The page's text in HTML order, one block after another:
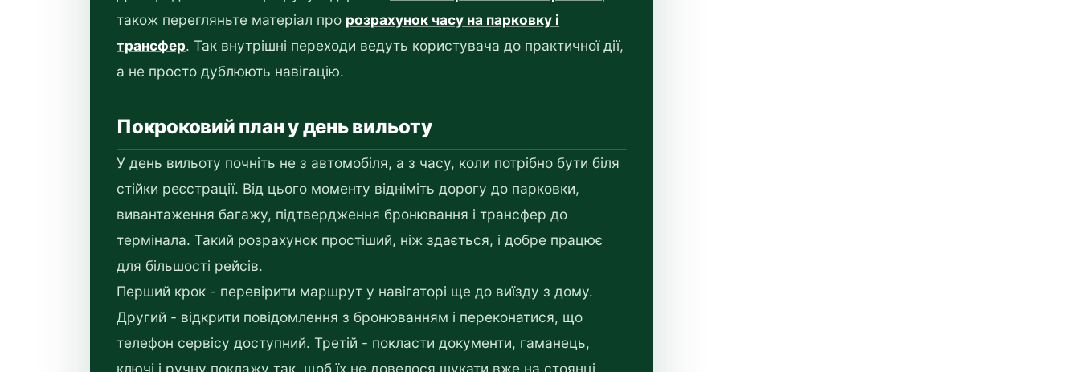
також перегляньте матеріал про розрахунок часу на парковку і
трансфер. Так внутрішні переходи ведуть користувача до практичної дії,
а не просто дублюють навігацію.
Покроковий план у день вильоту
У день вильоту почніть не з автомобіля, а з часу, коли потрібно бути біля
стійки реєстрації. Від цього моменту відніміть дорогу до парковки,
вивантаження багажу, підтвердження бронювання і трансфер до
термінала. Такий розрахунок простіший, ніж здається, і добре працює
для більшості рейсів.
Перший крок - перевірити маршрут у навігаторі ще до виїзду з дому.
Другий - відкрити повідомлення з бронюванням і переконатися, що
телефон сервісу доступний. Третій - покласти документи, гаманець,
ключі і ручну поклажу так, щоб їх не довелося шукати вже на стоянці.